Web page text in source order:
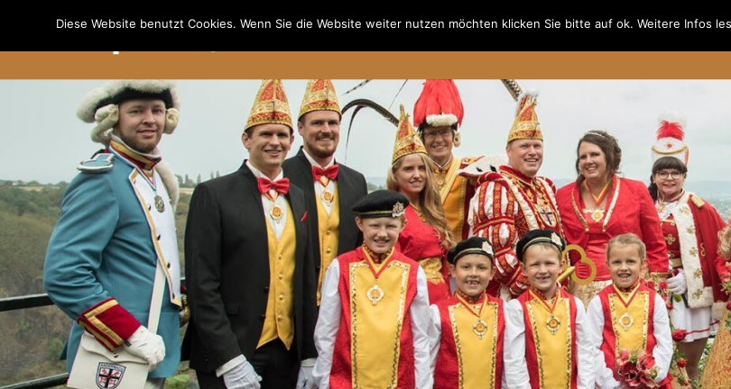
Diese Website benutzt Cookies. Wenn Sie die Website weiter nutzen möchten klicken Sie bitte auf ok. Weitere Infos